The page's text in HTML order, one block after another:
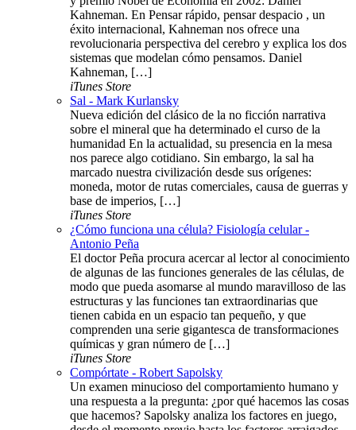
Kahneman. En Pensar rápido, pensar despacio , un
éxito internacional, Kahneman nos ofrece una
revolucionaria perspectiva del cerebro y explica los dos
sistemas que modelan cómo pensamos. Daniel
Kahneman, […]
iTunes Store
Sal - Mark Kurlansky
Nueva edición del clásico de la no ficción narrativa
sobre el mineral que ha determinado el curso de la
humanidad En la actualidad, su presencia en la mesa
nos parece algo cotidiano. Sin embargo, la sal ha
marcado nuestra civilización desde sus orígenes:
moneda, motor de rutas comerciales, causa de guerras y
base de imperios, […]
iTunes Store
¿Cómo funciona una célula? Fisiología celular -
Antonio Peña
El doctor Peña procura acercar al lector al conocimiento
de algunas de las funciones generales de las células, de
modo que pueda asomarse al mundo maravilloso de las
estructuras y las funciones tan extraordinarias que
tienen cabida en un espacio tan pequeño, y que
comprenden una serie gigantesca de transformaciones
químicas y gran número de […]
iTunes Store
Compórtate - Robert Sapolsky
Un examen minucioso del comportamiento humano y
una respuesta a la pregunta: ¿por qué hacemos las cosas
que hacemos? Sapolsky analiza los factores en juego,